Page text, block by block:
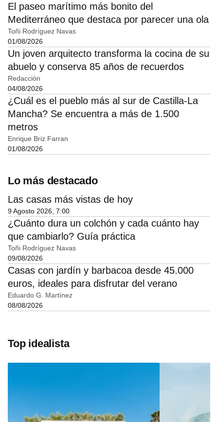
El paseo marítimo más bonito del
Mediterráneo que destaca por parecer una ola
Toñi Rodríguez Navas
01/08/2026
Un joven arquitecto transforma la cocina de su
abuelo y conserva 85 años de recuerdos
Redacción
04/08/2026
¿Cuál es el pueblo más al sur de Castilla-La
Mancha? Se encuentra a más de 1.500
metros
Enrique Briz Farran
01/08/2026
Lo más destacado
Las casas más vistas de hoy
9 Agosto 2026, 7:00
¿Cuánto dura un colchón y cada cuánto hay
que cambiarlo? Guía práctica
Toñi Rodríguez Navas
09/08/2026
Casas con jardín y barbacoa desde 45.000
euros, ideales para disfrutar del verano
Eduardo G. Martínez
08/08/2026
Top idealista